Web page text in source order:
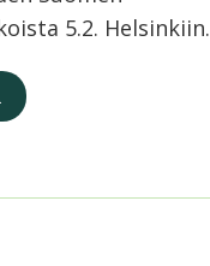
5.2. Helsinkiin.